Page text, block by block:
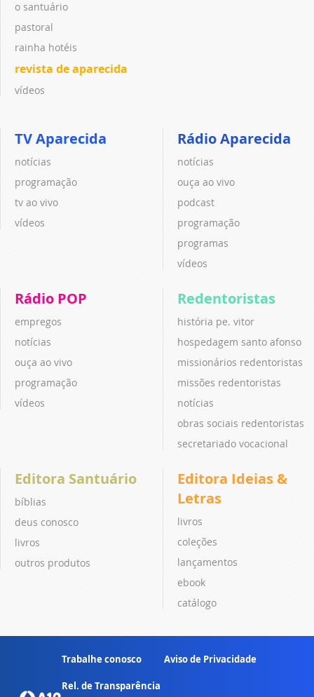
o santuário
pastoral
rainha hotéis
revista de aparecida
vídeos
TV Aparecida
notícias
programação
tv ao vivo
vídeos
Rádio Aparecida
notícias
ouça ao vivo
podcast
programação
programas
vídeos
Rádio POP
empregos
notícias
ouça ao vivo
programação
vídeos
Redentoristas
história pe. vitor
hospedagem santo afonso
missionários redentoristas
missões redentoristas
notícias
obras sociais redentoristas
secretariado vocacional
Editora Santuário
bíblias
deus conosco
livros
outros produtos
Editora Ideias &
Letras
livros
coleções
lançamentos
ebook
catálogo
Trabalhe conosco Aviso de Privacidade
Rel. de Transparência